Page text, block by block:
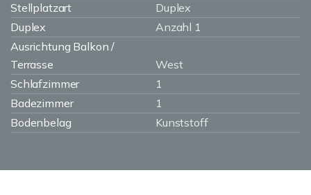
Stellplatzart
Duplex
Duplex
Anzahl 1
Ausrichtung Balkon /
Terrasse
West
Schlafzimmer
1
Badezimmer
1
Bodenbelag
Kunststoff